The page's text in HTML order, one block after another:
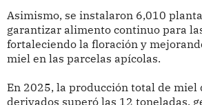
Asimismo, se instalaron 6,010
garantizar alimento continuo para
fortaleciendo la floración y
miel en las parcelas apícolas.
En 2025, la producción total de miel
derivados superó las 12 toneladas,